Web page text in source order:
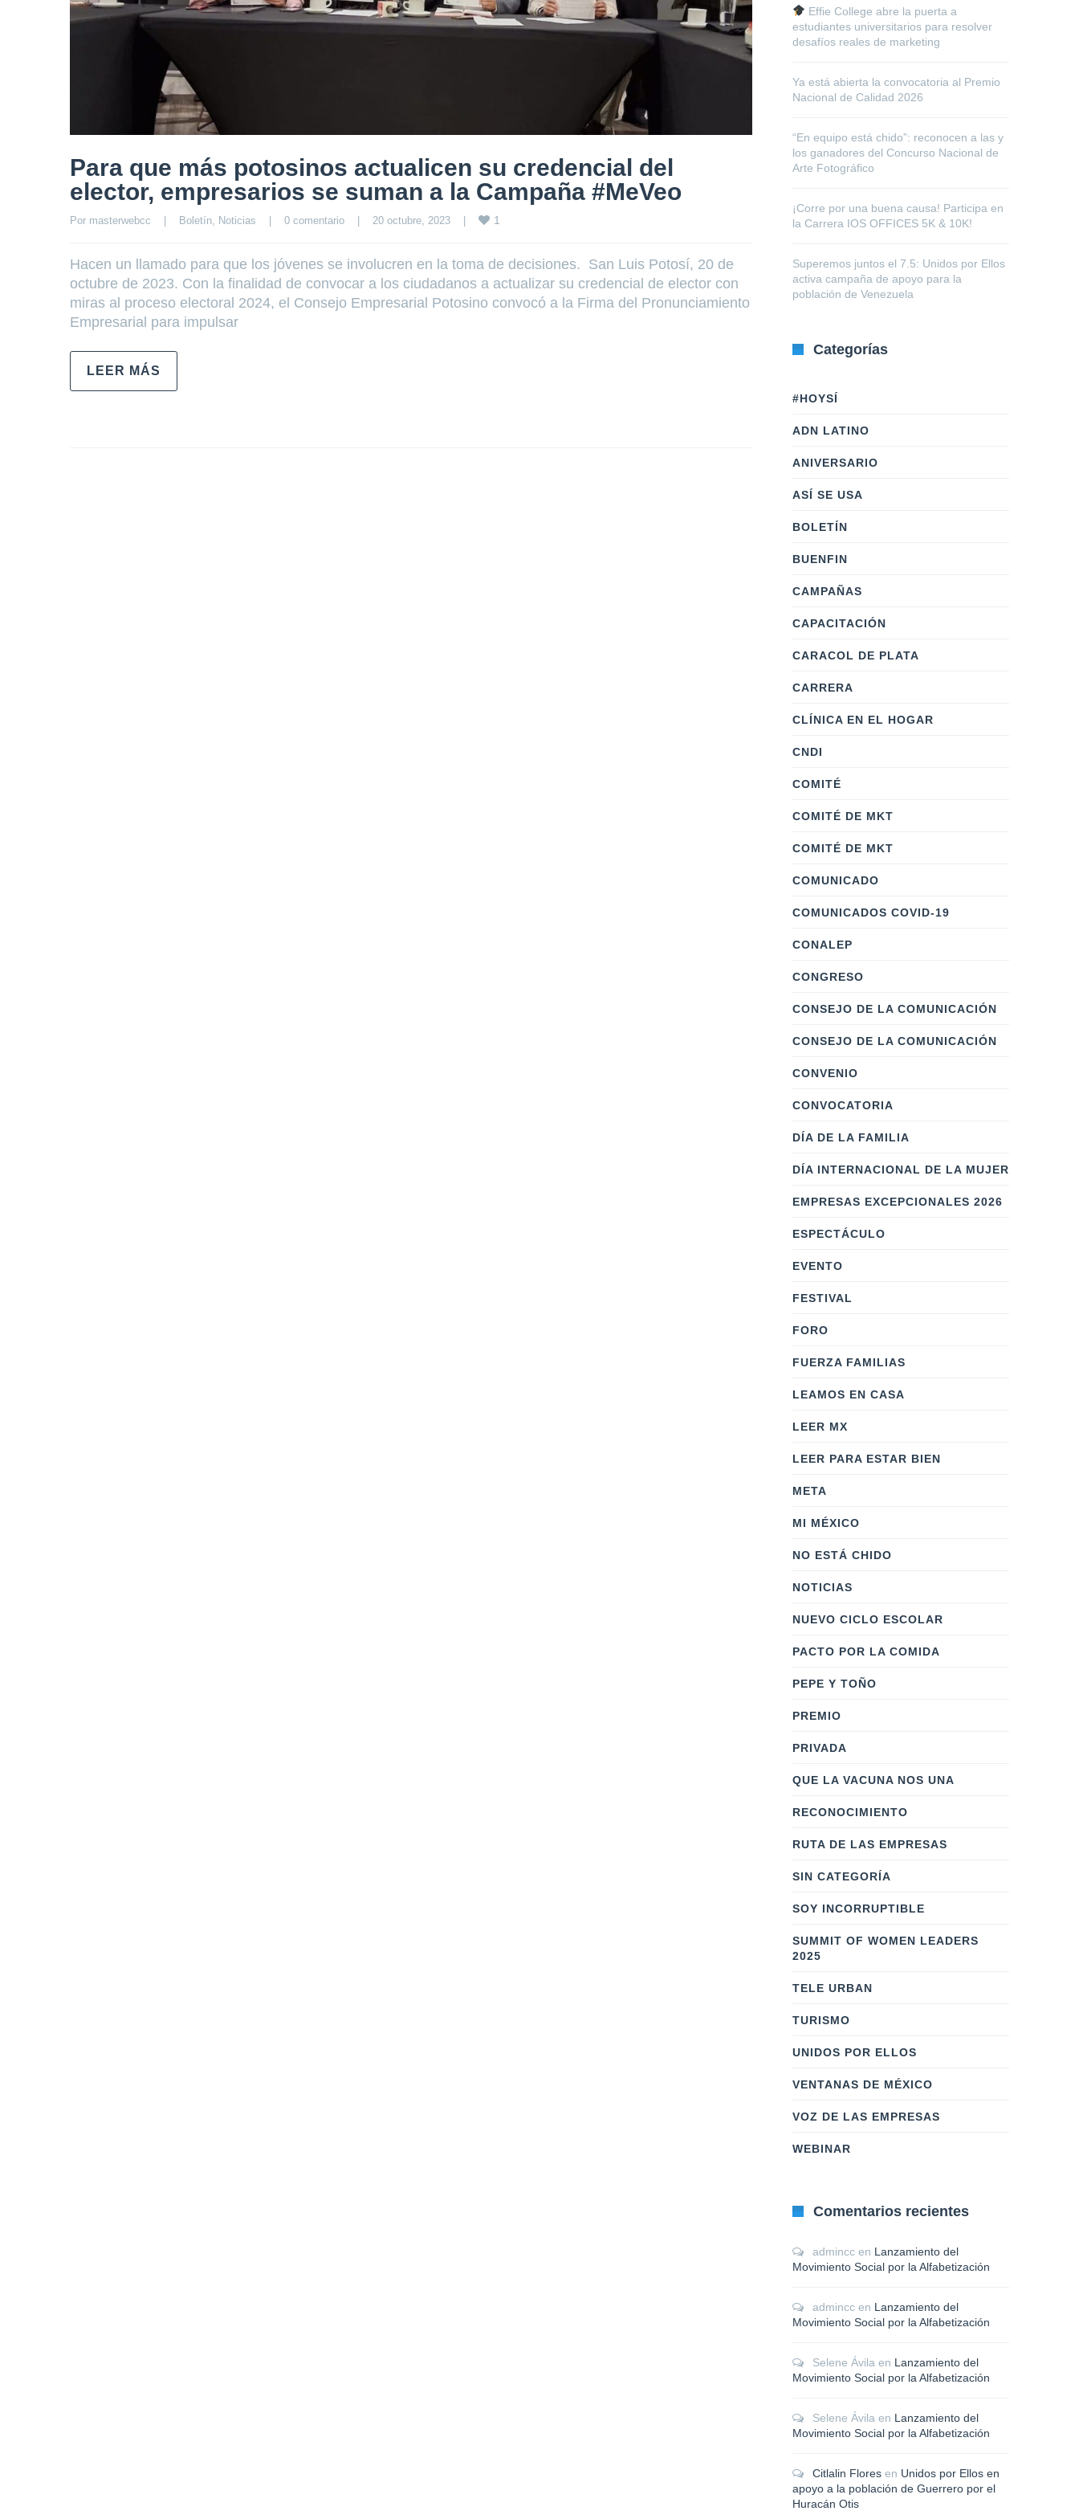
Para que más potosinos actualicen su credencial del
elector, empresarios se suman a la Campaña #MeVeo
Por masterwebcc Boletín, Noticias 0 comentario 20 octubre, 2023 1
Hacen un llamado para que los jóvenes se involucren en la toma de decisiones. San Luis Potosí, 20 de
octubre de 2023. Con la finalidad de convocar a los ciudadanos a actualizar su credencial de elector con
miras al proceso electoral 2024, el Consejo Empresarial Potosino convocó a la Firma del Pronunciamiento
Empresarial para impulsar
LEER MÁS
Effie College abre la puerta a
estudiantes universitarios para resolver
desafíos reales de marketing
Ya está abierta la convocatoria al Premio
Nacional de Calidad 2026
“En equipo está chido”: reconocen a las y
los ganadores del Concurso Nacional de
Arte Fotográfico
¡Corre por una buena causa! Participa en
la Carrera IOS OFFICES 5K & 10K!
Superemos juntos el 7.5: Unidos por Ellos
activa campaña de apoyo para la
población de Venezuela
Categorías
#HOYSÍ
ADN LATINO
ANIVERSARIO
ASÍ SE USA
BOLETÍN
BUENFIN
CAMPAÑAS
CAPACITACIÓN
CARACOL DE PLATA
CARRERA
CLÍNICA EN EL HOGAR
CNDI
COMITÉ
COMITÉ DE MKT
COMITÉ DE MKT
COMUNICADO
COMUNICADOS COVID-19
CONALEP
CONGRESO
CONSEJO DE LA COMUNICACIÓN
CONSEJO DE LA COMUNICACIÓN
CONVENIO
CONVOCATORIA
DÍA DE LA FAMILIA
DÍA INTERNACIONAL DE LA MUJER
EMPRESAS EXCEPCIONALES 2026
ESPECTÁCULO
EVENTO
FESTIVAL
FORO
FUERZA FAMILIAS
LEAMOS EN CASA
LEER MX
LEER PARA ESTAR BIEN
META
MI MÉXICO
NO ESTÁ CHIDO
NOTICIAS
NUEVO CICLO ESCOLAR
PACTO POR LA COMIDA
PEPE Y TOÑO
PREMIO
PRIVADA
QUE LA VACUNA NOS UNA
RECONOCIMIENTO
RUTA DE LAS EMPRESAS
SIN CATEGORÍA
SOY INCORRUPTIBLE
SUMMIT OF WOMEN LEADERS
2025
TELE URBAN
TURISMO
UNIDOS POR ELLOS
VENTANAS DE MÉXICO
VOZ DE LAS EMPRESAS
WEBINAR
Comentarios recientes
admincc en Lanzamiento del
Movimiento Social por la Alfabetización
admincc en Lanzamiento del
Movimiento Social por la Alfabetización
Selene Ávila en Lanzamiento del
Movimiento Social por la Alfabetización
Selene Ávila en Lanzamiento del
Movimiento Social por la Alfabetización
Citlalin Flores en Unidos por Ellos en
apoyo a la población de Guerrero por el
Huracán Otis